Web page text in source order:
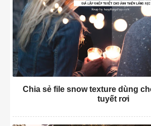
Chia sẻ file snow texture dùng
tuyết rơi